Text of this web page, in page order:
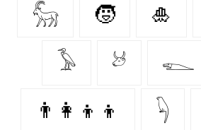
𓃵 🧒 🎍
𓅥 𓃾 𓆍
👨‍👩‍👦‍👦 𓆐